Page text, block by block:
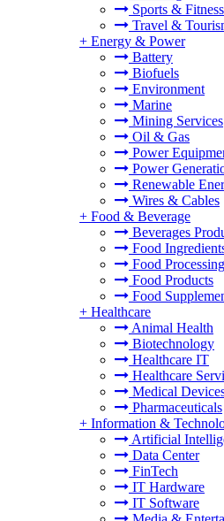
Sports & Fitness
Travel &
+ Energy & Power
Battery
Biofuels
Environment
Marine
Mining Services
Oil & Gas
Power
Power
Renewable
Wires & Cables
+ Food & Beverage
Beverages
Food
Food
Food Products
Food
+ Healthcare
Animal Health
Biotechnology
Healthcare IT
Healthcare
Medical
Pharmaceuticals
+ Information &
Artificial
Data Center
FinTech
IT Hardware
IT Software